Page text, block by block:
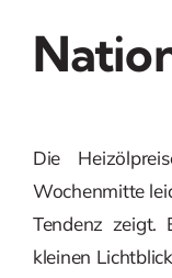
Die
Wochenmitte
Tendenz zeigt.
kleinen